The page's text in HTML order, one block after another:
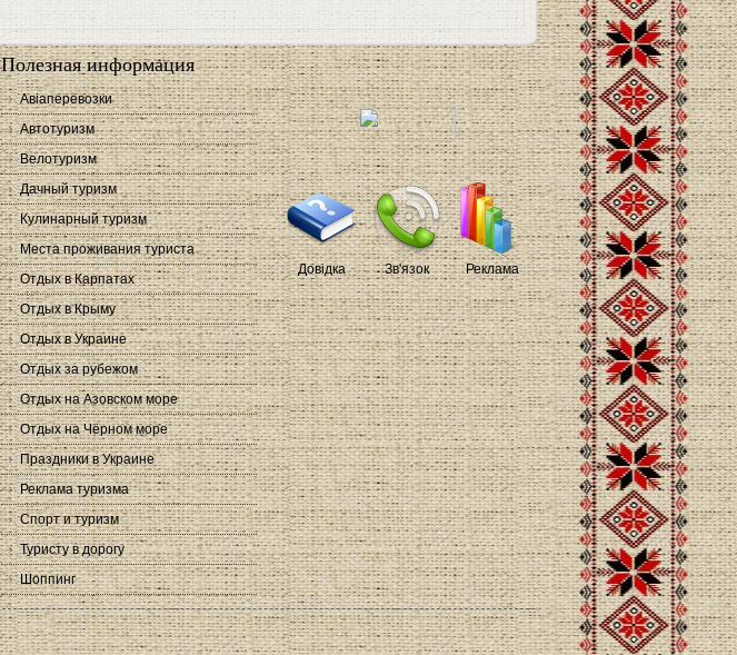
Полезная информация
Авіаперевозки
Автотуризм
Велотуризм
Дачный туризм
Кулинарный туризм
Места проживания туриста
Отдых в Карпатах
Отдых в Крыму
Отдых в Украине
Отдых за рубежом
Отдых на Азовском море
Отдых на Чёрном море
Праздники в Украине
Реклама туризма
Спорт и туризм
Туристу в дорогу
Шоппинг
Довідка Зв'язок Реклама